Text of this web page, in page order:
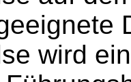
wird